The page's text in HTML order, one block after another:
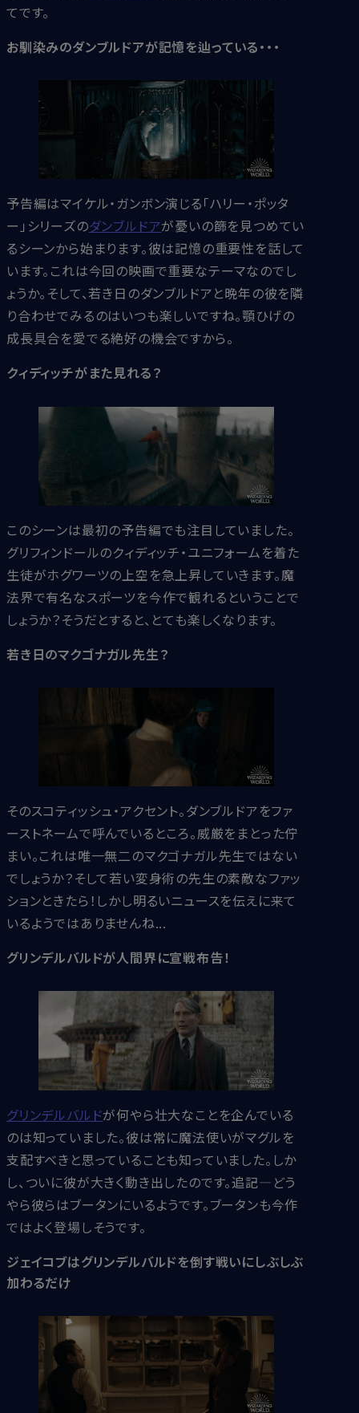
てです。
お馴染みのダンブルドアが記憶を辿っている・・・
予告編はマイケル・ガンボン演じる「ハリー・ポッタ
ー」シリーズのダンブルドアが憂いの篩を見つめてい
るシーンから始まります。彼は記憶の重要性を話して
います。これは今回の映画で重要なテーマなのでし
ょうか。そして、若き日のダンブルドアと晩年の彼を隣
り合わせでみるのはいつも楽しいですね。顎ひげの
成長具合を愛でる絶好の機会ですから。
クィディッチがまた見れる？
このシーンは最初の予告編でも注目していました。
グリフィンドールのクィディッチ・ユニフォームを着た
生徒がホグワーツの上空を急上昇していきます。魔
法界で有名なスポーツを今作で観れるということで
しょうか？そうだとすると、とても楽しくなります。
若き日のマクゴナガル先生？
そのスコティッシュ・アクセント。ダンブルドアをファ
ーストネームで呼んでいるところ。威厳をまとった佇
まい。これは唯一無二のマクゴナガル先生ではない
でしょうか？そして若い変身術の先生の素敵なファッ
ションときたら！しかし明るいニュースを伝えに来て
いるようではありませんね...
グリンデルバルドが人間界に宣戦布告！
グリンデルバルドが何やら壮大なことを企んでいる
のは知っていました。彼は常に魔法使いがマグルを
支配すべきと思っていることも知っていました。しか
し、ついに彼が大きく動き出したのです。追記―どう
やら彼らはブータンにいるようです。ブータンも今作
ではよく登場しそうです。
ジェイコブはグリンデルバルドを倒す戦いにしぶしぶ
加わるだけ